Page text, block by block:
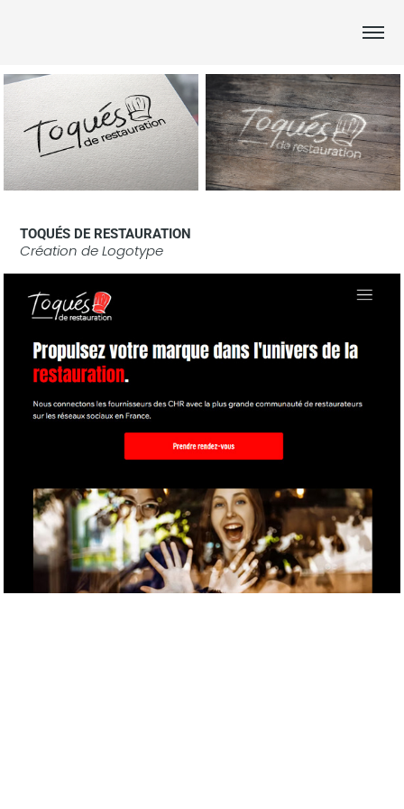
TOQUÉS DE RESTAURATION
Création de Logotype